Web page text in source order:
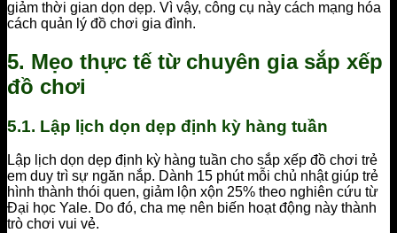
giảm thời gian dọn dẹp. Vì vậy, công cụ này cách mạng hóa
cách quản lý đồ chơi gia đình.
5. Mẹo thực tế từ chuyên gia sắp xếp
đồ chơi
5.1. Lập lịch dọn dẹp định kỳ hàng tuần
Lập lịch dọn dẹp định kỳ hàng tuần cho sắp xếp đồ chơi trẻ
em duy trì sự ngăn nắp. Dành 15 phút mỗi chủ nhật giúp trẻ
hình thành thói quen, giảm lộn xộn 25% theo nghiên cứu từ
Đại học Yale. Do đó, cha mẹ nên biến hoạt động này thành
trò chơi vui vẻ.